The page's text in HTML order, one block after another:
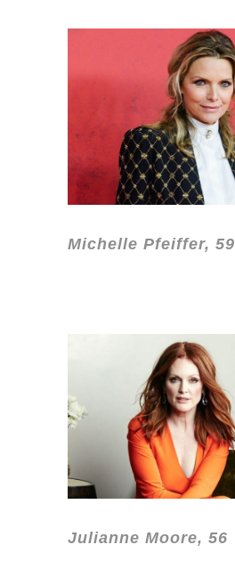
Michelle Pfeiffer, 59
Julianne Moore, 56